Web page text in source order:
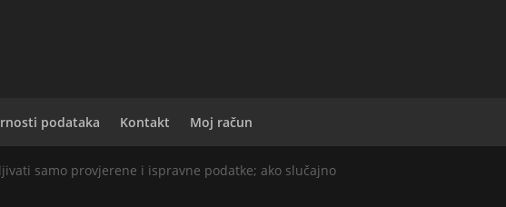
podataka Kontakt Moj račun
samo provjerene i ispravne podatke; ako slučajno